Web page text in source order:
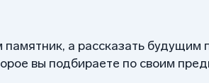
памятник, а рассказать будущим
вы подбираете по своим